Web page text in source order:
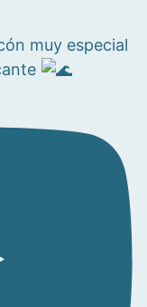
muy especial